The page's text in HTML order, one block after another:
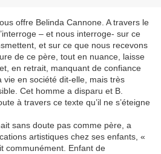
offre Belinda Cannone. A travers le
– et nous interroge- sur ce
et sur ce que nous recevons
de ce père, tout en nuance, laisse
en retrait, manquant de confiance
en société dit-elle, mais très
Cet homme a disparu et B.
à travers ce texte qu’il ne s’éteigne
sans doute pas comme père, a
artistiques chez ses enfants, «
communément. Enfant de